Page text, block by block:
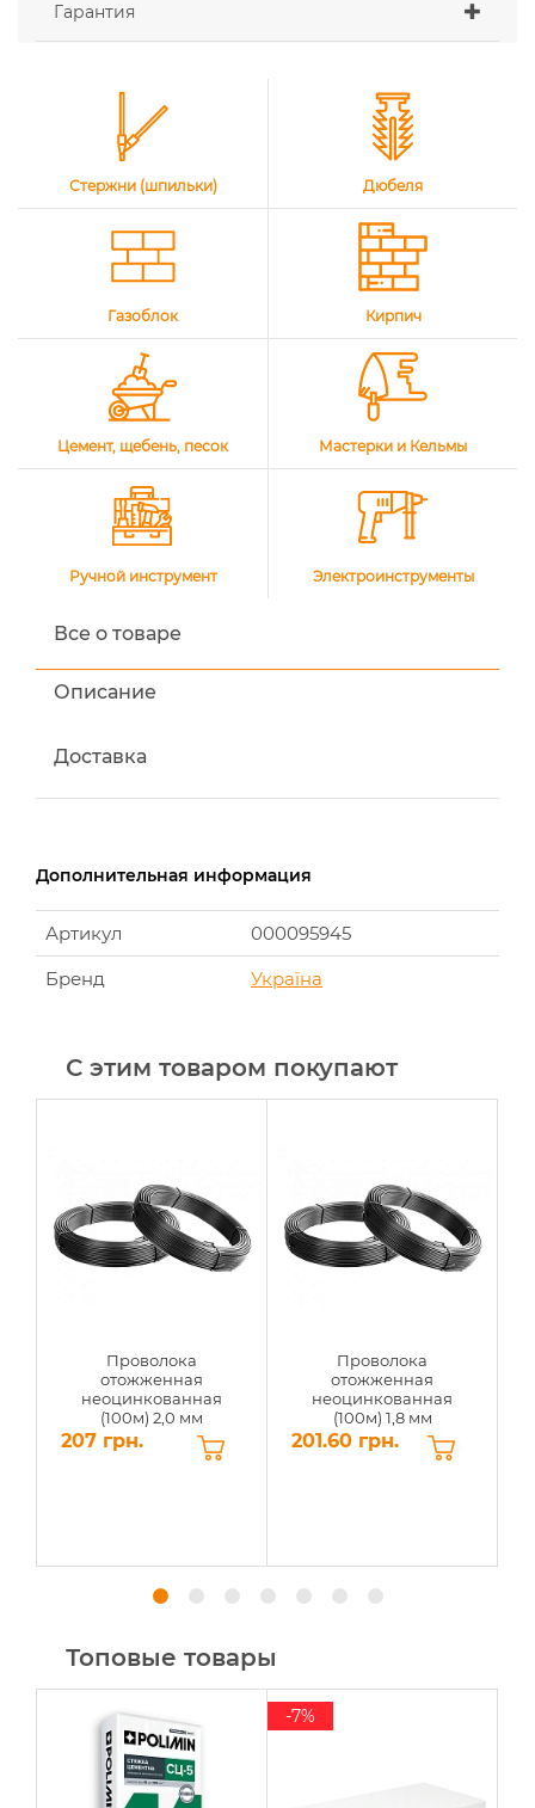
Гарантия
Стержни (шпильки) Дюбеля
Газоблок Кирпич
Цемент, щебень, песок Мастерки и Кельмы
Ручной инструмент Электроинструменты
Все о товаре
Описание
Доставка
Дополнительная информация
Артикул
000095945
Бренд
Україна
С этим товаром покупают
Проволока
отожженная
неоцинкованная
(100м) 2,0 мм
207 грн.
Проволока
отожженная
неоцинкованная
(100м) 1,8 мм
201.60 грн.
Топовые товары
-7%